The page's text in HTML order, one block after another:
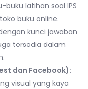
latihan soal IPS
buku online.
kunci jawaban
tersedia dalam
dan Facebook):
visual yang kaya